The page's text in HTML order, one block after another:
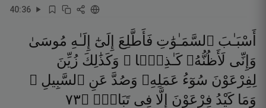
40:36
أَسْبَـٰبَ ٱلسَّمَـٰوَٰتِ فَأَطَّلِعَ إِلَىٰٓ إِلَـٰهِ مُوسَىٰ
وَإِنِّى لَأَظُنُّهُۥ كَـٰذِبًۭا ۚ وَكَذَٰلِكَ زُيِّنَ
لِفِرْعَوْنَ سُوٓءُ عَمَلِهِۦ وَصُدَّ عَنِ ٱلسَّبِيلِ ۚ
وَمَا كَيْدُ فِرْعَوْنَ إِلَّا فِى تَبَابٍۢ ۝٣٧